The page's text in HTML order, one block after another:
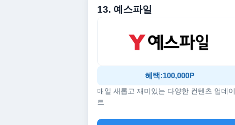
13. 예스파일
혜택:100,000P
매일 새롭고 재미있는 다양한 컨텐츠 업데이
트